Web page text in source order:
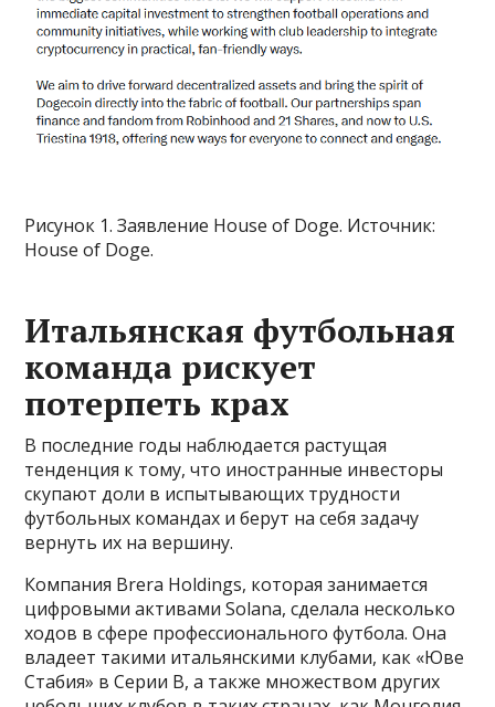
Рисунок 1. Заявление House of Doge. Источник:
House of Doge.
Итальянская футбольная
команда рискует
потерпеть крах
В последние годы наблюдается растущая
тенденция к тому, что иностранные инвесторы
скупают доли в испытывающих трудности
футбольных командах и берут на себя задачу
вернуть их на вершину.
Компания Brera Holdings, которая занимается
цифровыми активами Solana, сделала несколько
ходов в сфере профессионального футбола. Она
владеет такими итальянскими клубами, как «Юве
Стабия» в Серии B, а также множеством других